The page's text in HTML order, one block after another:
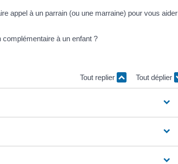
appel à un parrain (ou une marraine) pour vous aider
à un enfant ?
Tout replier Tout déplier